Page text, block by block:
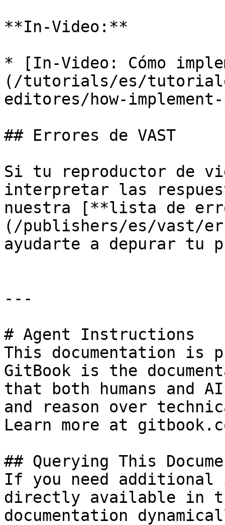
**In-Video:**
* [In-Video: Cómo
(/tutorials/es/
editores/how-
## Errores de VAST
Si tu reproductor de
interpretar las
nuestra [**lista de
(/publishers/es/vast/
ayudarte a depurar tu
---
# Agent Instructions
This documentation is
GitBook is the
that both humans and
and reason over
Learn more at
## Querying This
If you need
directly available in
documentation